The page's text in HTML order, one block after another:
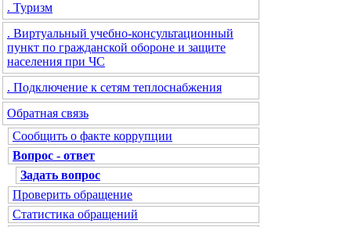
. Туризм
. Виртуальный учебно-консультационный
пункт по гражданской обороне и защите
населения при ЧС
. Подключение к сетям теплоснабжения
Обратная связь
Сообщить о факте коррупции
Вопрос - ответ
Задать вопрос
Проверить обращение
Статистика обращений